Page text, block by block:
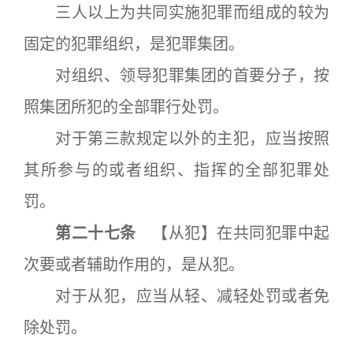
三人以上为共同实施犯罪而组成的较为
固定的犯罪组织，是犯罪集团。
对组织、领导犯罪集团的首要分子，按
照集团所犯的全部罪行处罚。
对于第三款规定以外的主犯，应当按照
其所参与的或者组织、指挥的全部犯罪处
罚。
第二十七条 【从犯】在共同犯罪中起
次要或者辅助作用的，是从犯。
对于从犯，应当从轻、减轻处罚或者免
除处罚。